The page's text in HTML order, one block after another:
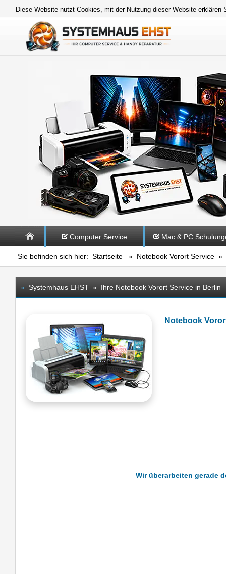
Diese Website nutzt Cookies, mit der Nutzung dieser Website
Computer Service Mac & PC
Sie befinden sich hier: Startseite » Notebook Vorort Service »
» Systemhaus EHST » Ihre Notebook Vorort Service in Berlin
Notebook
Wir überarbeiten gerade